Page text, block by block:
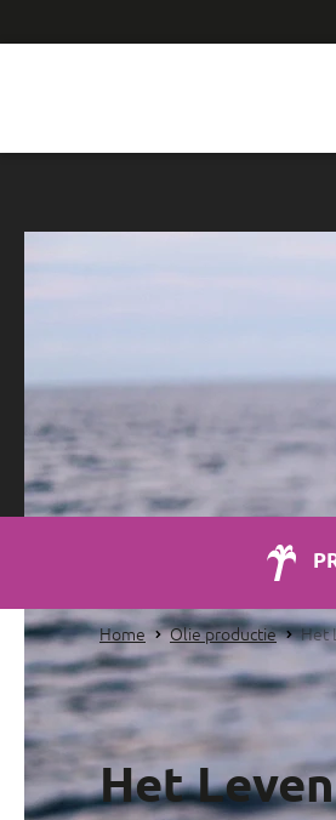
Home Olie productie Het
Het